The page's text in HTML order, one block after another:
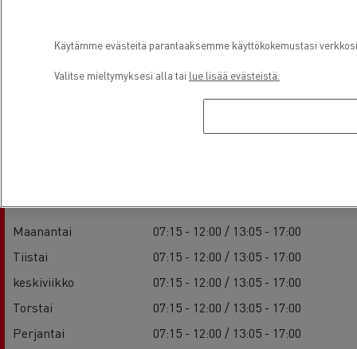
Maanantai
07:15 - 12:00 / 13:05 - 17:00
Tiistai
07:15 - 12:00 / 13:05 - 17:00
keskiviikko
07:15 - 12:00 / 13:05 - 17:00
Torstai
07:15 - 12:00 / 13:05 - 17:00
Perjantai
07:15 - 12:00 / 13:05 - 17:00
Käytämme evästeitä parantaaksemme käyttökokemustasi
Valitse mieltymyksesi alla tai lue lisää evästeistä.